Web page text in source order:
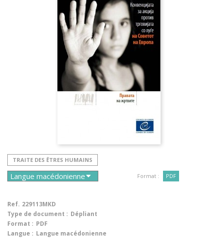
TRAITE DES ÊTRES HUMAINS
Format : PDF
Ref. 229113MKD
Type de document : Dépliant
Format : PDF
Langue : Langue macédonienne